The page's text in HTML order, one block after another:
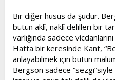
Bir diğer husus da şudur.
bütün aklî, naklî delilleri bir
varlığında sadece
Hatta bir keresinde Kant,
anlayabilmek için bütün
Bergson sadece